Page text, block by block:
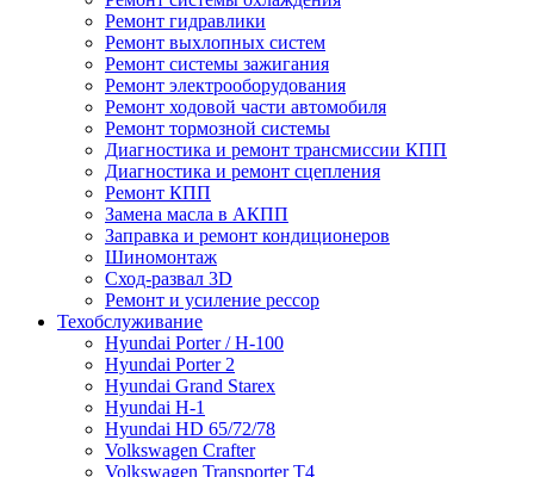
Ремонт гидравлики
Ремонт выхлопных систем
Ремонт системы зажигания
Ремонт электрооборудования
Ремонт ходовой части автомобиля
Ремонт тормозной системы
Диагностика и ремонт трансмиссии КПП
Диагностика и ремонт сцепления
Ремонт КПП
Замена масла в АКПП
Заправка и ремонт кондиционеров
Шиномонтаж
Сход-развал 3D
Ремонт и усиление рессор
Техобслуживание
Hyundai Porter / H-100
Hyundai Porter 2
Hyundai Grand Starex
Hyundai H-1
Hyundai HD 65/72/78
Volkswagen Crafter
Volkswagen Transporter T4